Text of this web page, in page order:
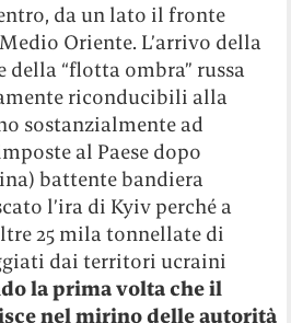
da un lato il fronte
Oriente. L’arrivo della
della “flotta ombra” russa
riconducibili alla
sostanzialmente ad
al Paese dopo
battente bandiera
l’ira di Kyiv perché a
25 mila tonnellate di
dai territori ucraini
la prima volta che il
nel mirino delle autorità